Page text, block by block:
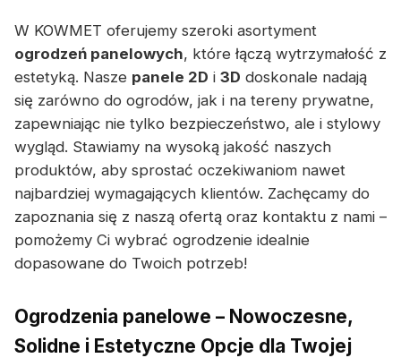
W KOWMET oferujemy szeroki asortyment
ogrodzeń panelowych, które łączą wytrzymałość z
estetyką. Nasze panele 2D i 3D doskonale nadają
się zarówno do ogrodów, jak i na tereny prywatne,
zapewniając nie tylko bezpieczeństwo, ale i stylowy
wygląd. Stawiamy na wysoką jakość naszych
produktów, aby sprostać oczekiwaniom nawet
najbardziej wymagających klientów. Zachęcamy do
zapoznania się z naszą ofertą oraz kontaktu z nami –
pomożemy Ci wybrać ogrodzenie idealnie
dopasowane do Twoich potrzeb!
Ogrodzenia panelowe – Nowoczesne,
Solidne i Estetyczne Opcje dla Twojej